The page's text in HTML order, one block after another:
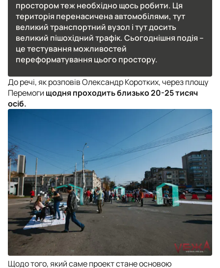
простором теж необхідно щось робити. Ця
територія перенасичена автомобілями, тут
великий транспортний вузол і тут досить
великий пішохідний трафік. Сьогоднішня подія –
це тестування можливостей
переформатування цього простору.
До речі, як розповів Олександр Коротких, через площу
Перемоги щодня проходить близько 20-25 тисяч
осіб.
Щодо того, який саме проект стане основою